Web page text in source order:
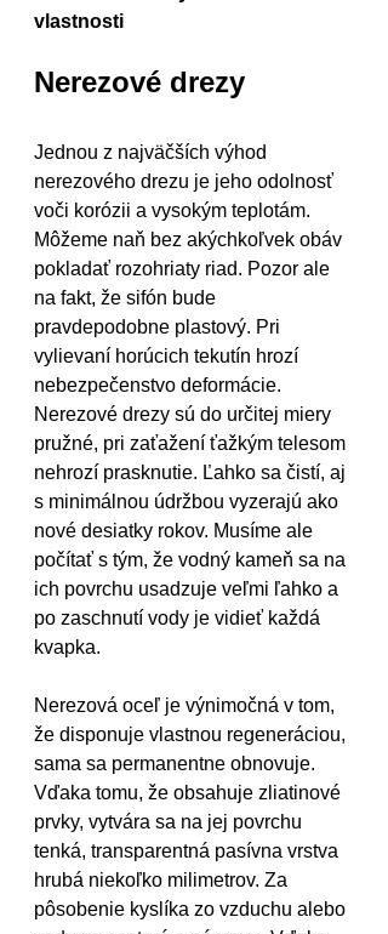
vlastnosti
Nerezové drezy
Jednou z najväčších výhod
nerezového drezu je jeho odolnosť
voči korózii a vysokým teplotám.
Môžeme naň bez akýchkoľvek obáv
pokladať rozohriaty riad. Pozor ale
na fakt, že sifón bude
pravdepodobne plastový. Pri
vylievaní horúcich tekutín hrozí
nebezpečenstvo deformácie.
Nerezové drezy sú do určitej miery
pružné, pri zaťažení ťažkým telesom
nehrozí prasknutie. Ľahko sa čistí, aj
s minimálnou údržbou vyzerajú ako
nové desiatky rokov. Musíme ale
počítať s tým, že vodný kameň sa na
ich povrchu usadzuje veľmi ľahko a
po zaschnutí vody je vidieť každá
kvapka.
Nerezová oceľ je výnimočná v tom,
že disponuje vlastnou regeneráciou,
sama sa permanentne obnovuje.
Vďaka tomu, že obsahuje zliatinové
prvky, vytvára sa na jej povrchu
tenká, transparentná pasívna vrstva
hrubá niekoľko milimetrov. Za
pôsobenie kyslíka zo vzduchu alebo